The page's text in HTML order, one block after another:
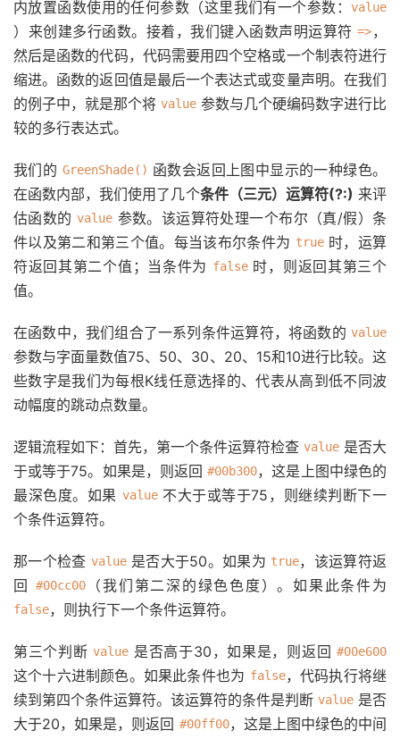
内放置函数使用的任何参数（这里我们有一个参数：
value
）来创建多行函数。接着，我们键入函数声明运算符=>，
然后是函数的代码，代码需要用四个空格或一个制表符进行
缩进。函数的返回值是最后一个表达式或变量声明。在我们
的例子中，就是那个将 value 参数与几个硬编码数字进行比
较的多行表达式。
我们的 GreenShade() 函数会返回上图中显示的一种绿色。
在函数内部，我们使用了几个条件（三元）运算符(?:) 来评
估函数的value 参数。该运算符处理一个布尔（真/假）条
件以及第二和第三个值。每当该布尔条件为 true时，运算
符返回其第二个值；当条件为 false时，则返回其第三个
值。
在函数中，我们组合了一系列条件运算符，将函数的 value
参数与字面量数值75、50、30、20、15和10进行比较。这
些数字是我们为每根K线任意选择的、代表从高到低不同波
动幅度的跳动点数量。
逻辑流程如下：首先，第一个条件运算符检查 value 是否大
于或等于75。如果是，则返回#00b300，这是上图中绿色的
最深色度。如果 value不大于或等于75，则继续判断下一
个条件运算符。
那一个检查 value是否大于50。如果为 true，该运算符返
回
#00cc00（我们第二深的绿色色度）。如果此条件为
false，则执行下一个条件运算符。
第三个判断value 是否高于30，如果是，则返回#00e600
这个十六进制颜色。如果此条件也为 false，代码执行将继
续到第四个条件运算符。该运算符的条件是判断 value 是否
大于20，如果是，则返回 #00ff00，这是上图中绿色的中间